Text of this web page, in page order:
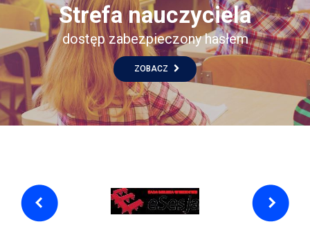
Strefa nauczyciela
dostęp zabezpieczony hasłem
ZOBACZ